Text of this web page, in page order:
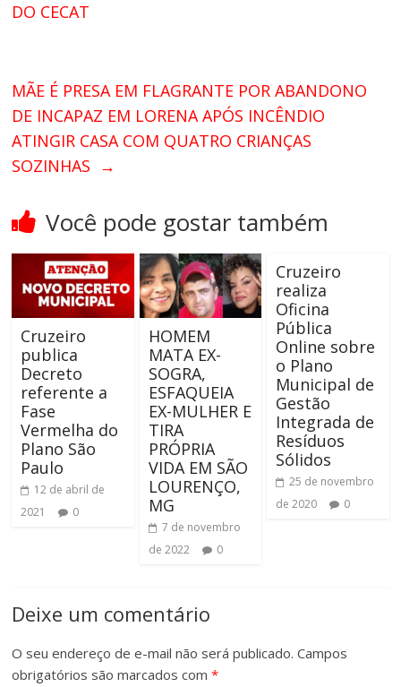
DO CECAT
MÃE É PRESA EM FLAGRANTE POR ABANDONO
DE INCAPAZ EM LORENA APÓS INCÊNDIO
ATINGIR CASA COM QUATRO CRIANÇAS
SOZINHAS →
Você pode gostar também
Cruzeiro
publica
Decreto
referente a
Fase
Vermelha do
Plano São
Paulo
12 de abril de
2021
0
HOMEM
MATA EX-
SOGRA,
ESFAQUEIA
EX-MULHER E
TIRA
PRÓPRIA
VIDA EM SÃO
LOURENÇO,
MG
7 de novembro
de 2022
0
Cruzeiro
realiza
Oficina
Pública
Online sobre
o Plano
Municipal de
Gestão
Integrada de
Resíduos
Sólidos
25 de novembro
de 2020
0
Deixe um comentário
O seu endereço de e-mail não será publicado. Campos
obrigatórios são marcados com*